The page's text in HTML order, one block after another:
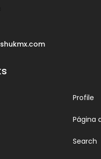
Profile
Página
Search